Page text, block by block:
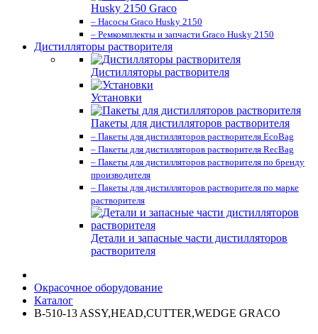
Husky 2150 Graco
– Насосы Graco Husky 2150
– Ремкомплекты и запчасти Graco Husky 2150
Дистилляторы растворителя
Дистилляторы растворителя
Установки
Пакеты для дистилляторов растворителя
– Пакеты для дистилляторов растворителя EcoBag
– Пакеты для дистилляторов растворителя RecBag
– Пакеты для дистилляторов растворителя по бренду
производителя
– Пакеты для дистилляторов растворителя по марке
растворителя
Детали и запасные части дистилляторов
растворителя
Окрасочное оборудование
Каталог
B-510-13 ASSY,HEAD,CUTTER,WEDGE GRACO